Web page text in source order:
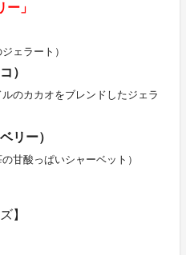
ー」
ェラート）
）
のカカオをブレンドしたジェラ
リー）
甘酸っぱいシャーベット）
】